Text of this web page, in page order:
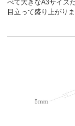
べて大きなA3サイズ
目立って盛り上がりま